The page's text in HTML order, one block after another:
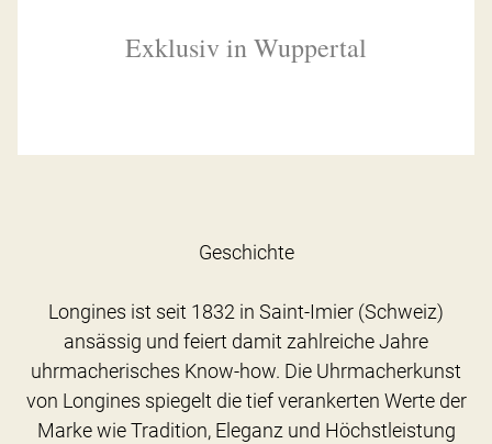
Exklusiv in Wuppertal
Geschichte
Longines ist seit 1832 in Saint-Imier (Schweiz)
ansässig und feiert damit zahlreiche Jahre
uhrmacherisches Know-how. Die Uhrmacherkunst
von Longines spiegelt die tief verankerten Werte der
Marke wie Tradition, Eleganz und Höchstleistung